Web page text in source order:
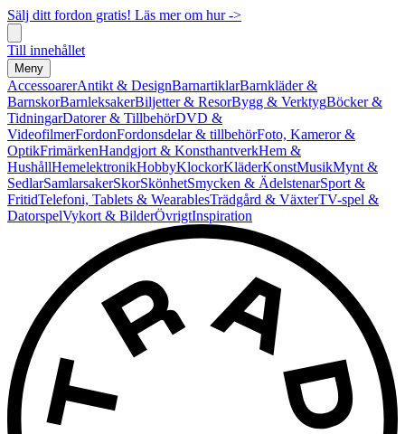
Sälj ditt fordon gratis! Läs mer om hur ->
Till innehållet
Meny
AccessoarerAntikt & DesignBarnartiklarBarnkläder &
BarnskorBarnleksakerBiljetter & ResorBygg & VerktygBöcker &
TidningarDatorer & TillbehörDVD &
VideofilmerFordonFordonsdelar & tillbehörFoto, Kameror &
OptikFrimärkenHandgjort & KonsthantverkHem &
HushållHemelektronikHobbyKlockorKläderKonstMusikMynt &
SedlarSamlarsakerSkorSkönhetSmycken & ÄdelstenarSport &
FritidTelefoni, Tablets & WearablesTrädgård & VäxterTV-spel &
DatorspelVykort & BilderÖvrigtInspiration